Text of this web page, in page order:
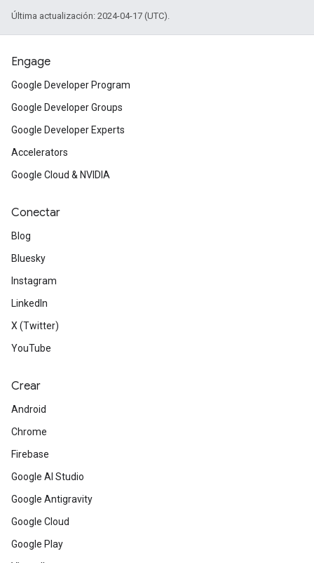
Última actualización: 2024-04-17 (UTC).
Engage
Google Developer Program
Google Developer Groups
Google Developer Experts
Accelerators
Google Cloud & NVIDIA
Conectar
Blog
Bluesky
Instagram
LinkedIn
X (Twitter)
YouTube
Crear
Android
Chrome
Firebase
Google AI Studio
Google Antigravity
Google Cloud
Google Play